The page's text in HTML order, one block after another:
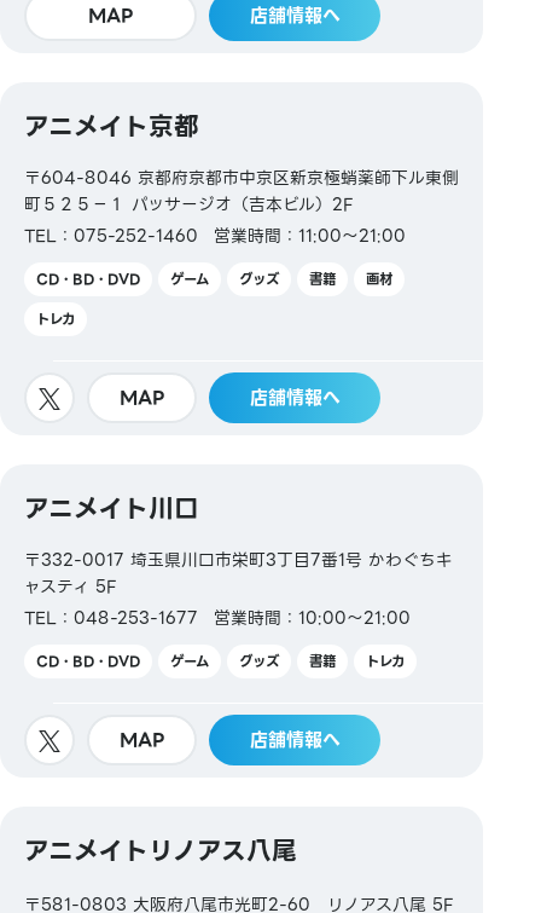
MAP 店舗情報へ
アニメイト京都
〒604-8046 京都府京都市中京区新京極蛸薬師下ル東側
町５２５−１ パッサージオ（吉本ビル）2F
TEL：075-252-1460
営業時間：11:00～21:00
CD・BD・DVD ゲーム グッズ 書籍
画材
トレカ
MAP 店舗情報へ
アニメイト川口
〒332-0017 埼玉県川口市栄町3丁目7番1号 かわぐちキ
ャスティ 5F
TEL：048-253-1677
営業時間：10:00～21:00
CD・BD・DVD ゲーム グッズ 書籍 トレカ
MAP 店舗情報へ
アニメイトリノアス八尾
〒581-0803 大阪府八尾市光町2-60 リノアス八尾 5F